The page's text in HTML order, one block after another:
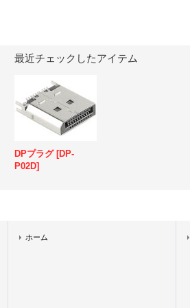
最近チェックしたアイテム
DPプラグ [DP-
P02D]
ホーム